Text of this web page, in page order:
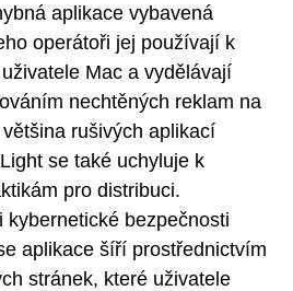
aplikace vybavená
operátoři jej používají k
Mac a vydělávají
nechtěných reklam na
rušivých aplikací
se také uchyluje k
pro distribuci.
bezpečnosti
aplikace šíří prostřednictvím
stránek, které uživatele